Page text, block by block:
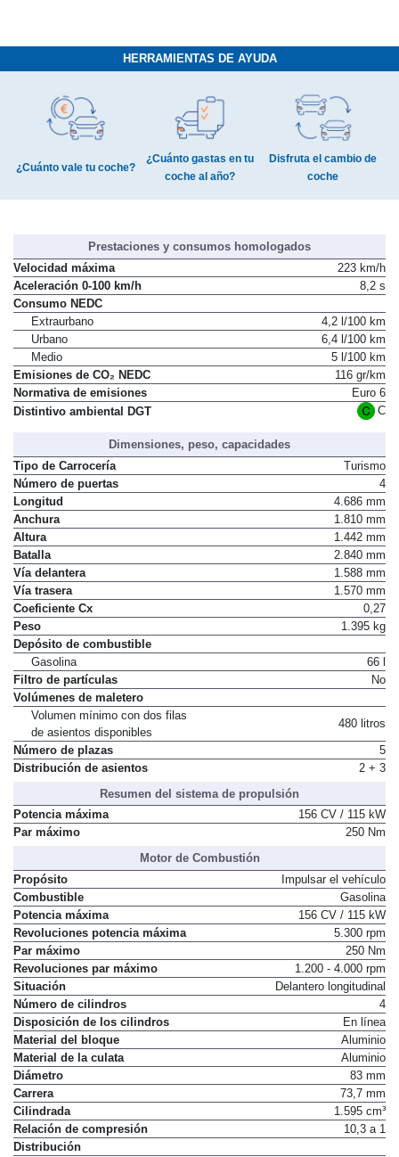
HERRAMIENTAS DE AYUDA
¿Cuánto vale tu coche?
¿Cuánto gastas en tu
coche al año?
Disfruta el cambio de
coche
Prestaciones y consumos homologados
Velocidad máxima
223 km/h
Aceleración 0-100 km/h
8,2 s
Consumo NEDC
Extraurbano
4,2 l/100 km
Urbano
6,4 l/100 km
Medio
5 l/100 km
Emisiones de CO₂ NEDC
116 gr/km
Normativa de emisiones
Euro 6
Distintivo ambiental DGT
C
Dimensiones, peso, capacidades
Tipo de Carrocería
Turismo
Número de puertas
4
Longitud
4.686 mm
Anchura
1.810 mm
Altura
1.442 mm
Batalla
2.840 mm
Vía delantera
1.588 mm
Vía trasera
1.570 mm
Coeficiente Cx
0,27
Peso
1.395 kg
Depósito de combustible
Gasolina
66 l
Filtro de partículas
No
Volúmenes de maletero
Volumen mínimo con dos filas
de asientos disponibles
480 litros
Número de plazas
5
Distribución de asientos
2 + 3
Resumen del sistema de propulsión
Potencia máxima
156 CV / 115 kW
Par máximo
250 Nm
Motor de Combustión
Propósito
Impulsar el vehículo
Combustible
Gasolina
Potencia máxima
156 CV / 115 kW
Revoluciones potencia máxima
5.300 rpm
Par máximo
250 Nm
Revoluciones par máximo
1.200 - 4.000 rpm
Situación
Delantero longitudinal
Número de cilindros
4
Disposición de los cilindros
En línea
Material del bloque
Aluminio
Material de la culata
Aluminio
Diámetro
83 mm
Carrera
73,7 mm
Cilindrada
1.595 cm³
Relación de compresión
10,3 a 1
Distribución